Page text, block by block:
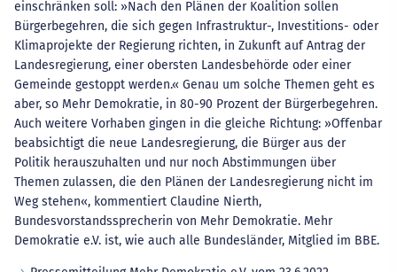
einschränken soll: »Nach den Plänen der Koalition sollen
Bürgerbegehren, die sich gegen Infrastruktur-, Investitions- oder
Klimaprojekte der Regierung richten, in Zukunft auf Antrag der
Landesregierung, einer obersten Landesbehörde oder einer
Gemeinde gestoppt werden.« Genau um solche Themen geht es
aber, so Mehr Demokratie, in 80-90 Prozent der Bürgerbegehren.
Auch weitere Vorhaben gingen in die gleiche Richtung: »Offenbar
beabsichtigt die neue Landesregierung, die Bürger aus der
Politik herauszuhalten und nur noch Abstimmungen über
Themen zulassen, die den Plänen der Landesregierung nicht im
Weg stehen«, kommentiert Claudine Nierth,
Bundesvorstandssprecherin von Mehr Demokratie. Mehr
Demokratie e.V. ist, wie auch alle Bundesländer, Mitglied im BBE.